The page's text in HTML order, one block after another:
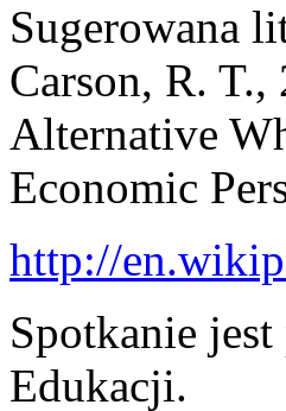
Sugerowana
Carson, R.
Alternative
Economic
http://
Spotkanie
Edukacji.